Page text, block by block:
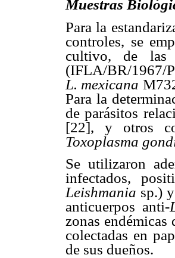
Muestras
Para la
controles, se
cultivo, de las
(IFLA/BR/1967/
L. mexicana
Para la
de parásitos
[22], y otros
Toxoplasma
Se utilizaron
infectados,
Leishmania sp.)
anticuerpos anti-
zonas endémicas
colectadas en
de sus dueños.